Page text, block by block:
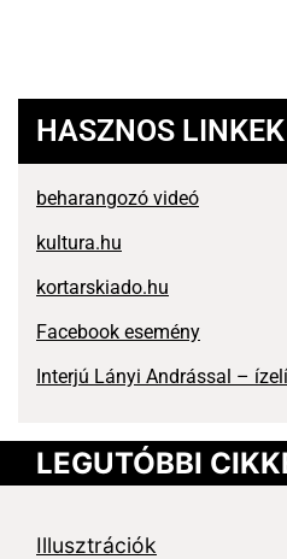
HASZNOS LINKEK
beharangozó videó
kultura.hu
kortarskiado.hu
Facebook esemény
Interjú Lányi Andrással –
LEGUTÓBBI
Illusztrációk